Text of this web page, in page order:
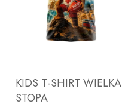
ZOBACZ PRODUKT
KIDS T-SHIRT WIELKA
STOPA